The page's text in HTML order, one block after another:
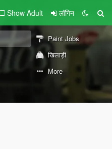
Show Adult लॉगिन
Paint Jobs
खिलाड़ी
More